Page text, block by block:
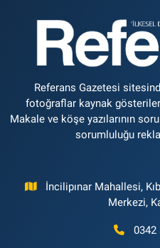
Referans Gazetesi
fotoğraflar kaynak
Makale ve köşe yazılarının
sorumluluğu
İncilipınar Mahallesi,
Merkezi,
0342